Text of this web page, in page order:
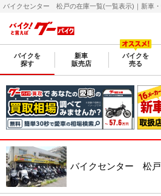
バイクを
探す
新車
販売店
バイクを
売る
バイクセンター 松戸